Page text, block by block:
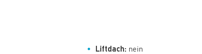
Liftdach: nein